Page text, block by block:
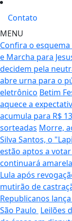
Contato
MENU
Confira o
e Marcha para
decidem pela
abre urna para o
eletrônico Betim
aquece a
acumula para R$
sorteadas Morre,
Silva Santos, o
estão aptos a
continuará
Lula após
mutirão de
Republicanos
São Paulo Leilões